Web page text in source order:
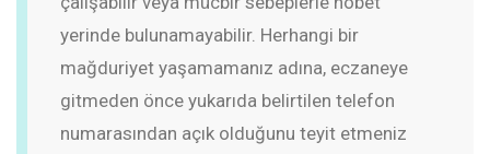
yerinde bulunamayabilir. Herhangi bir
mağduriyet yaşamamanız adına, eczaneye
gitmeden önce yukarıda belirtilen telefon
numarasından açık olduğunu teyit etmeniz